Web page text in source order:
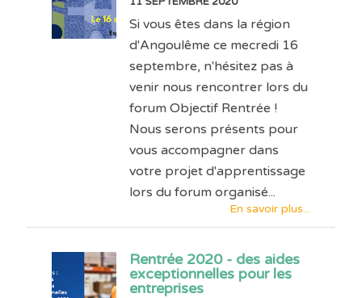
Si vous êtes dans la région
d'Angoulême ce mecredi 16
septembre, n'hésitez pas à
venir nous rencontrer lors du
forum Objectif Rentrée !
Nous serons présents pour
vous accompagner dans
votre projet d'apprentissage
lors du forum organisé...
En savoir plus...
Rentrée 2020 - des aides
exceptionnelles pour les
entreprises